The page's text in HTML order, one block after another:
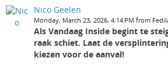
Nico Geelen
Monday, March 23, 2026, 4:14 PM from
Als Vandaag Inside begint te
raak schiet. Laat de
kiezen voor de aanval!